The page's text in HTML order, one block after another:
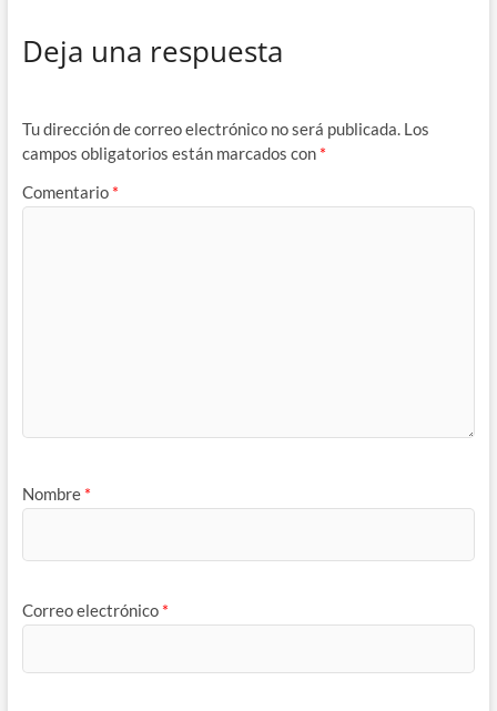
Deja una respuesta
Tu dirección de correo electrónico no será publicada. Los
campos obligatorios están marcados con *
Comentario *
Nombre *
Correo electrónico *